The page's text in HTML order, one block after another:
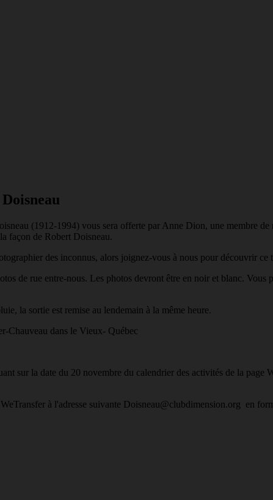
(1912-1994) vous sera offerte par Anne Dion, une membre
façon de Robert Doisneau.
des inconnus, alors joignez-vous à nous pour découvrir ce
de rue entre-nous. Les photos devront être en noir et blanc. Vous
la sortie est remise au lendemain à la même heure.
Chauveau dans le Vieux- Québec
sur la date du 20 novembre du calendrier des activités de la page
à l'adresse suivante Doisneau@clubdimension.org en